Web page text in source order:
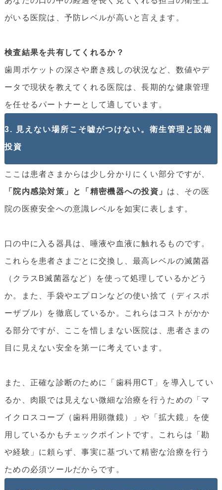
がいる医院は、予防レベルが高いと言えます。
検査結果を共有してくれるか？
歯周ポケットの深さや磨き残しの状況など、数値やデ
ータで現状を教えてくれる医院は、長期的な健康管理
を任せるパートナーとして適しています。
3. 見えない場所こそ嘘がつけない。衛生管理と設備
投資
ここは患者さまからは少し分かりにくい部分ですが、
「院内感染対策」と「精密機器への投資」 は、その医
院の医療安全への意識レベルを如実に表します。
口の中に入る器具は、唾液や血液に触れるものです。
これらを患者さまごとに交換し、最高レベルの滅菌器
（クラスB滅菌器など）を使って処理しているかどう
か。また、手袋やエプロンなどの使い捨て（ディスポ
ーザブル）を徹底しているか。これらはコストがかか
る部分ですが、ここを惜しまない医院は、患者さまの
目に見えない安全を第一に考えています。
また、正確な診断のために「歯科用CT」を導入してい
るか、肉眼では見えない微細な治療を行うための「マ
イクロスコープ（歯科用顕微鏡）」や「拡大鏡」を使
用しているかもチェックポイントです。これらは「勘
や経験」に頼らず、事実に基づいて精密な治療を行う
ための必須ツールだからです。